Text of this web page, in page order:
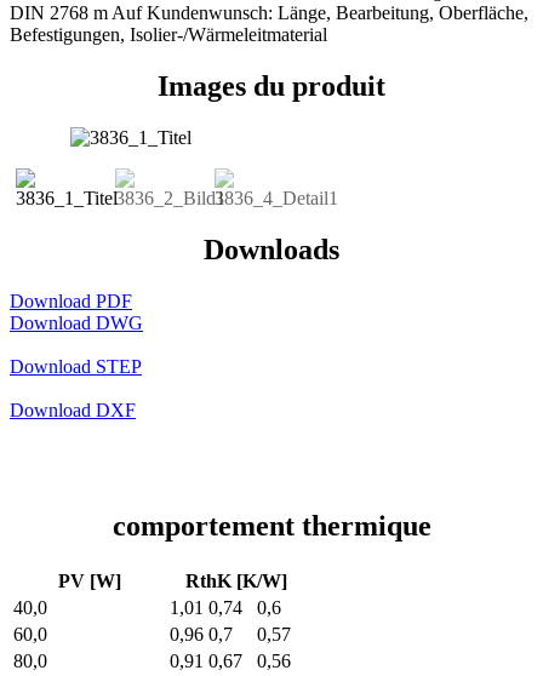
DIN 2768 m Auf Kundenwunsch: Länge, Bearbeitung, Oberfläche,
Befestigungen, Isolier-/Wärmeleitmaterial
Images du produit
Downloads
Download PDF
Download DWG
Download STEP
Download DXF
comportement thermique
PV [W]
RthK [K/W]
40,0
1,01 0,74
0,6
60,0
0,96 0,7
0,57
80,0
0,91 0,67
0,56